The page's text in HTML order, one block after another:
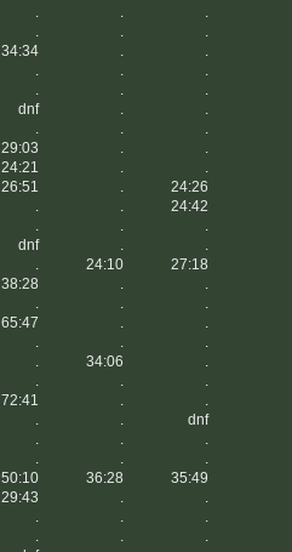
. .
.
. .
.
34:34 .
.
. .
.
. .
.
dnf .
.
. .
.
29:03 .
.
24:21 .
.
26:51 .
24:26
. .
24:42
. .
.
dnf .
.
. 24:10
27:18
38:28 .
.
. .
.
65:47 .
.
. .
.
. 34:06
.
. .
.
72:41 .
.
. .
dnf
. .
.
. .
.
50:10 36:28
35:49
29:43 .
.
. .
.
. .
.